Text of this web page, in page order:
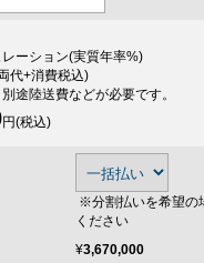
ーション(実質年率%)
代+消費税込)
途陸送費などが必要です。
円(税込)
※分割払いを希望の
ください
¥3,670,000